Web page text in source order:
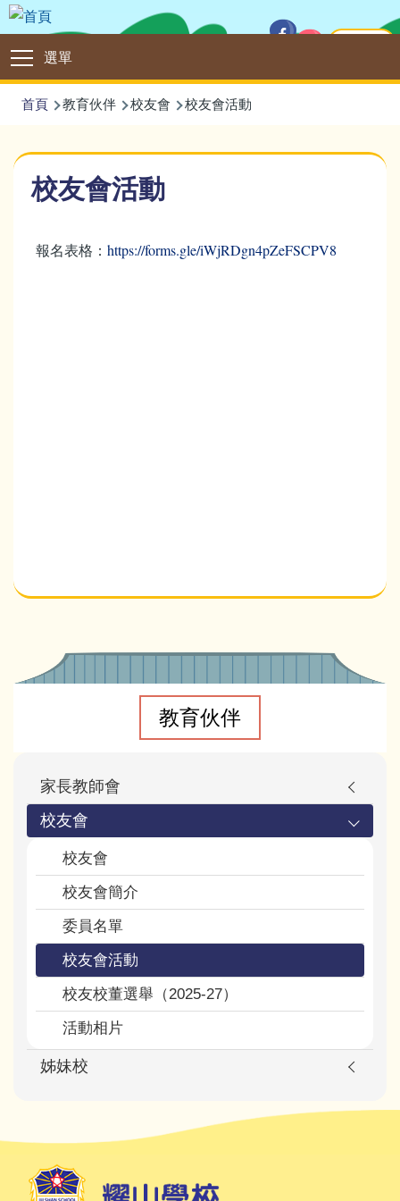
移至主內容
選單
Main
navigation
導
連
結
首頁 教育伙伴 校友會 校友會活動
校友會活動
報名表格： https://forms.gle/iWjRDgn4pZeFSCPV8
Main
教育伙伴
家長教師會
校友會
校友會
校友會簡介
委員名單
校友會活動
校友校董選舉（2025-27）
活動相片
姊妹校